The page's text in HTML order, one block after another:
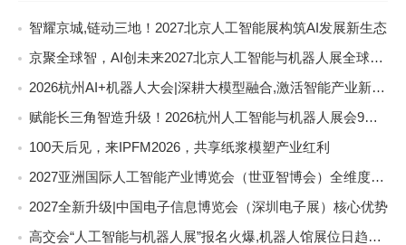
智耀京城,链动三地！2027北京人工智能展构筑AI发展新生态
京聚全球智，AI创未来2027北京人工智能与机器人展全球启动
2026杭州AI+机器人大会|深耕大模型融合,激活智能产业新动能
赋能长三角智造升级！2026杭州人工智能与机器人展会9月启幕
100天后见，来IPFM2026，共享纸浆模塑产业红利
2027亚洲国际人工智能产业博览会（世亚智博会）全维度介绍
2027全新升级|中国电子信息博览会（深圳电子展）核心优势
高交会“人工智能与机器人展”报名火爆,机器人馆展位日趋稀缺